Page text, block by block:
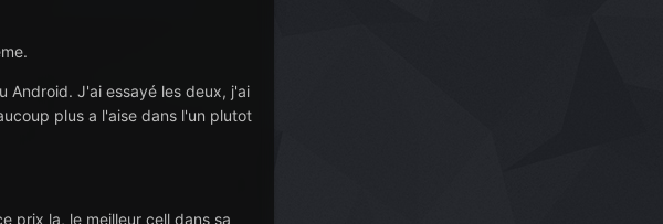
Android. J'ai essayé les deux, j'ai
plus a l'aise dans l'un plutot
prix la, le meilleur cell dans sa